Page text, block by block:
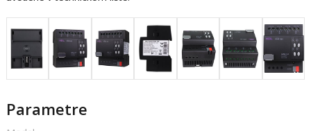
Parametre